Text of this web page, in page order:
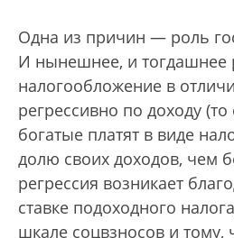
Одна из причин — роль
И нынешнее, и тогдашнее
налогообложение в
регрессивно по доходу (то
богатые платят в виде
долю своих доходов, чем
регрессия возникает
ставке подоходного
шкале соцвзносов и тому,